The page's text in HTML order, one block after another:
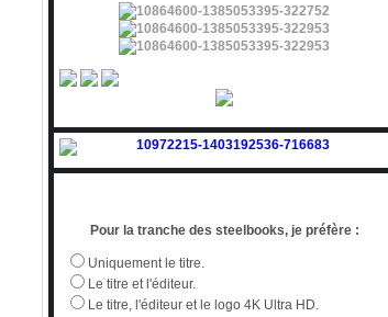
Pour la tranche des steelbooks, je préfère :
Uniquement le titre.
Le titre et l'éditeur.
Le titre, l'éditeur et le logo 4K Ultra HD.